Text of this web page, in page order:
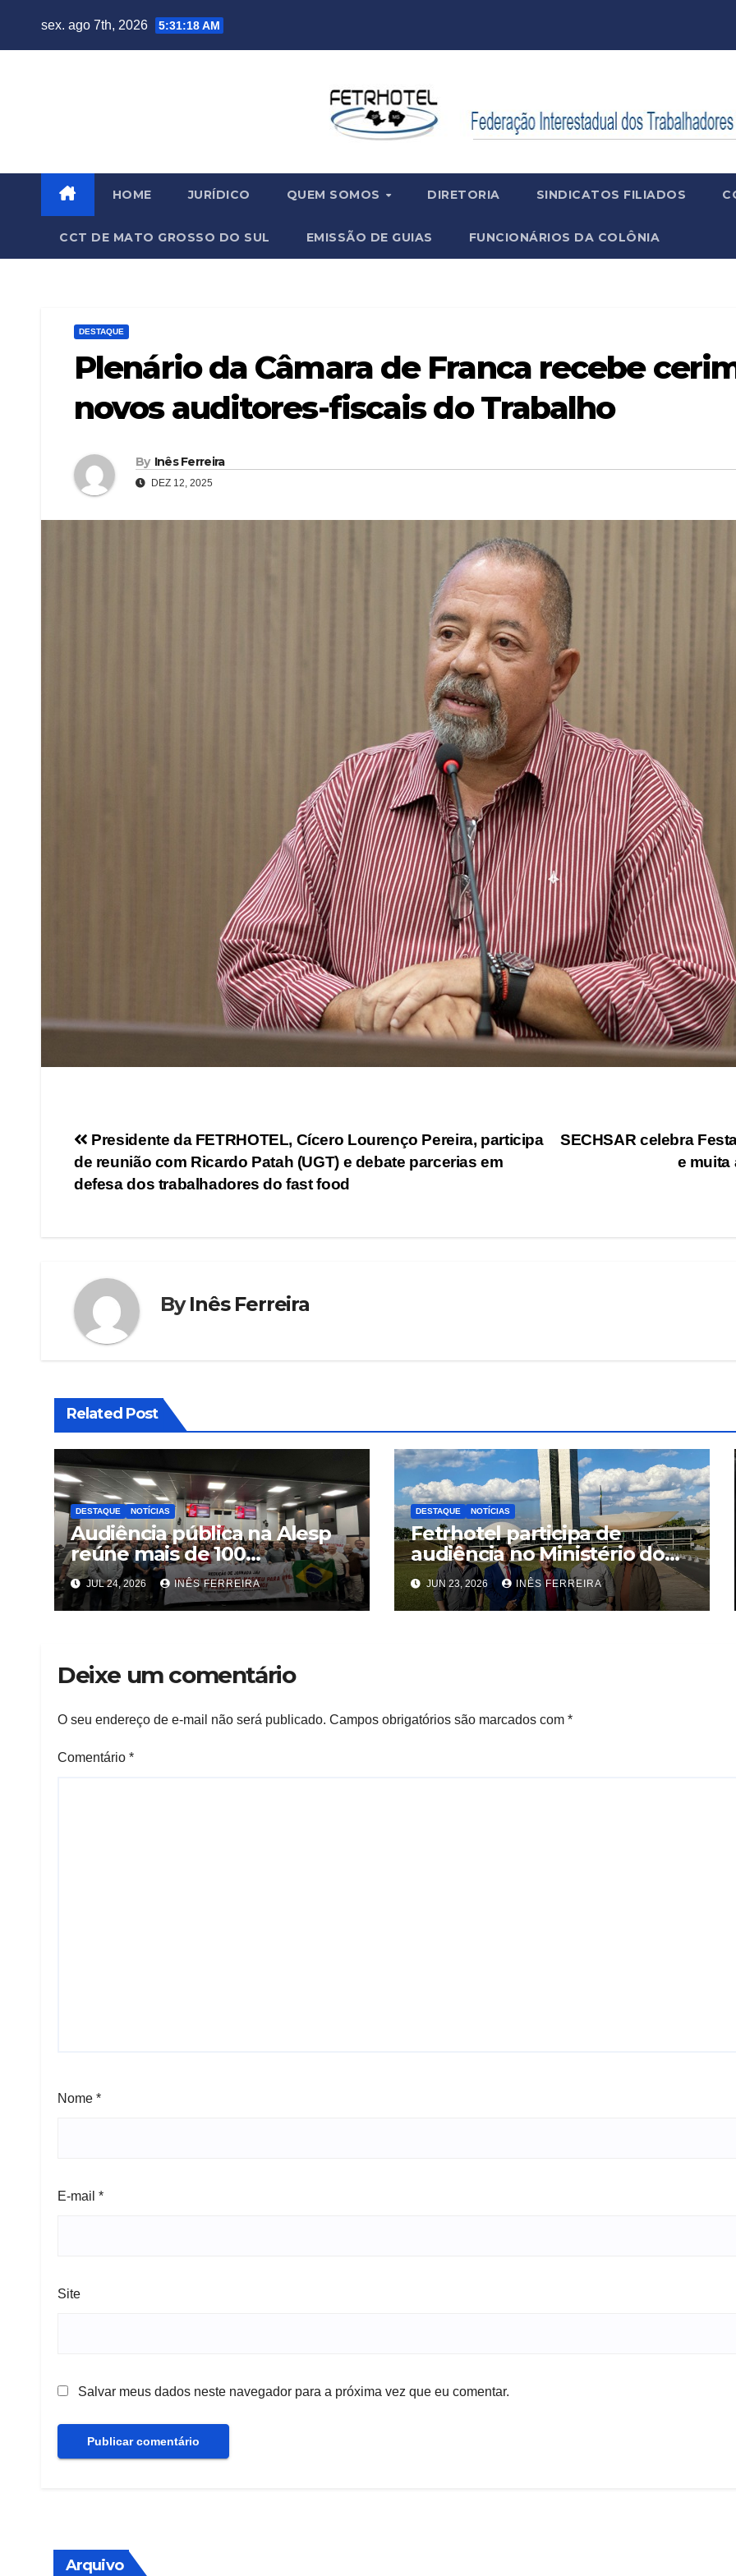
sex. ago 7th, 2026 5:31:19 AM
HOME JURÍDICO QUEM SOMOS DIRETORIA SINDICATOS FILIADOS
CCT DE MATO GROSSO DO SUL EMISSÃO DE GUIAS FUNCIONÁRIOS DA COLÔNIA
DESTAQUE
Plenário da Câmara de Franca recebe
novos auditores-fiscais do Trabalho
By Inês Ferreira
DEZ 12, 2025
SECHSAR celebra
e muita
Presidente da FETRHOTEL, Cícero Lourenço Pereira, participa
de reunião com Ricardo Patah (UGT) e debate parcerias em
defesa dos trabalhadores do fast food
ByInês Ferreira
Related Post
DESTAQUE NOTÍCIAS
Audiência pública na Alesp
reúne mais de 100
trabalhadores e define pauta
unificada para a hotelaria e
gastronomia
JUL 24, 2026 INÊS FERREIRA
DESTAQUE NOTÍCIAS
Fetrhotel participa de
audiência no Ministério do
Trabalho e Emprego, em
Brasília
JUN 23, 2026 INÊS FERREIRA
Deixe um comentário
O seu endereço de e-mail não será publicado. Campos obrigatórios são marcados com *
Comentário *
Nome *
E-mail *
Site
Salvar meus dados neste navegador para a próxima vez que eu comentar.
Arquivo